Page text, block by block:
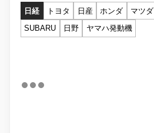
日経 トヨタ 日産 ホンダ マツダ
SUBARU
日野 ヤマハ発動機